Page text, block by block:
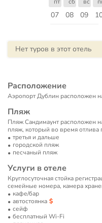
07 08 09
Нет туров в этот отель
Расположение
Аэропорт Дублин расположен
Пляж
Пляж Сандимаунт расположен
пляж, который во время отлива
третья и дальше
городской пляж
песчаный пляж
Услуги в отеле
Круглосуточная стойка
семейные номера, камера
кафе/бар
автостоянка
сейф
бесплатный Wi-Fi